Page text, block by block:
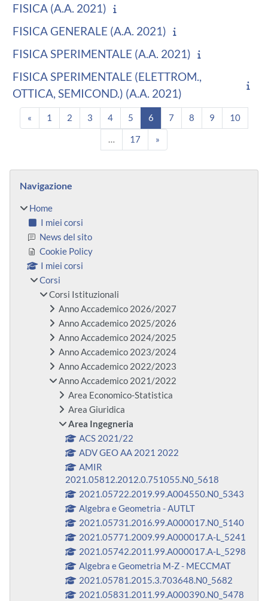
FISICA (A.A. 2021)
FISICA GENERALE (A.A. 2021)
FISICA SPERIMENTALE (A.A. 2021)
FISICA SPERIMENTALE (ELETTROM.,
OTTICA, SEMICOND.) (A.A. 2021)
« Pagina precedente
1 Pagina 1
2 Pagina 2
3 Pagina 3
4Pagina 4
5 Pagina 5
6 Pagina 6
7 Pagina 7
8 Pagina 8
9 Pagina 9
10
… 17Pagina 17
»Pagina successiva
Blocchi
Navigazione
Home
I miei corsi
News del sito
Cookie Policy
I miei corsi
Corsi
Corsi Istituzionali
Anno Accademico 2026/2027
Anno Accademico 2025/2026
Anno Accademico 2024/2025
Anno Accademico 2023/2024
Anno Accademico 2022/2023
Anno Accademico 2021/2022
Area Economico-Statistica
Area Giuridica
Area Ingegneria
ACS 2021/22
ADV GEO AA 2021 2022
AMIR
2021.05812.2012.0.751055.N0_5618
2021.05722.2019.99.A004550.N0_5343
Algebra e Geometria - AUTLT
2021.05731.2016.99.A000017.N0_5140
2021.05771.2009.99.A000017.A-L_5241
2021.05742.2011.99.A000017.A-L_5298
Algebra e Geometria M-Z - MECCMAT
2021.05781.2015.3.703648.N0_5682
2021.05831.2011.99.A000390.N0_5478